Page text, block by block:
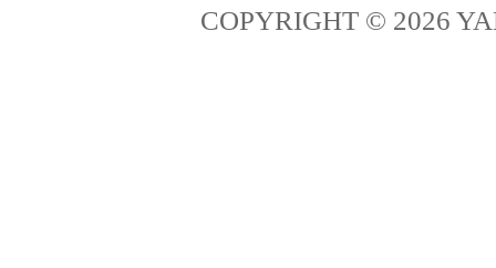
COPYRIGHT © 2026